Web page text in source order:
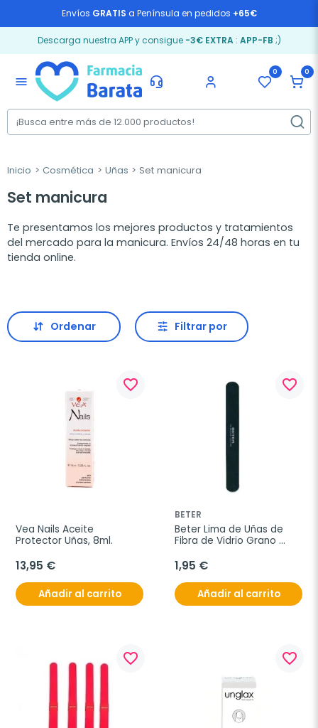
Envíos GRATIS a Península en pedidos +65€
Descarga nuestra APP y consigue -3€ EXTRA: APP-FB ;)
menu
0 0
Inicio Cosmética Uñas Set manicura
Set manicura
Te presentamos los mejores productos y tratamientos
del mercado para la manicura. Envíos 24/48 horas en tu
tienda online.
Ordenar Filtrar por
favorite_border
Vea Nails Aceite
Protector Uñas, 8ml.
13,95 €
Añadir al carrito
favorite_border
BETER
Beter Lima de Uñas de
Fibra de Vidrio Grano
1,95 €
Añadir al carrito
favorite_border favorite_border